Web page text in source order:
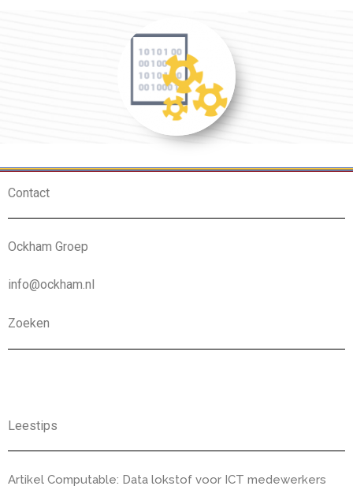
Contact
Ockham Groep
info@ockham.nl
Zoeken
Leestips
Artikel Computable: Data lokstof voor ICT medewerkers